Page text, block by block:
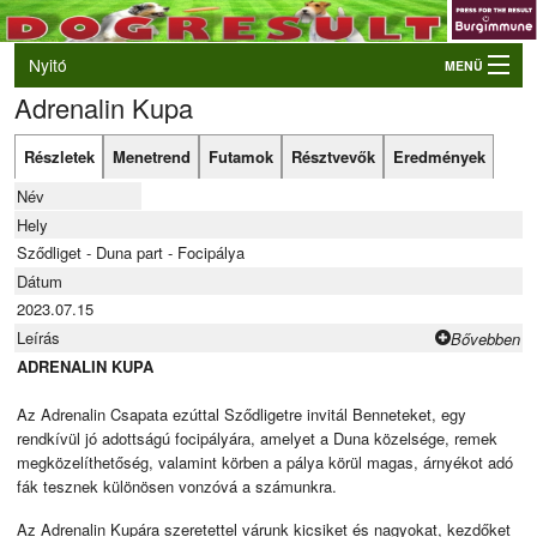
Nyitó MENÜ
Belépés
VB és EO válogatók
Élő eredmények
Rendezvények
Kutyák
Tulajdonosok/Felvezetők
Adrenalin Kupa
Részletek Menetrend Futamok Résztvevők
Eredmények
Név
Hely
Sződliget - Duna part - Focipálya
Dátum
2023.07.15
Leírás
Bővebben
ADRENALIN KUPA
Az Adrenalin Csapata ezúttal Sződligetre invitál Benneteket, egy
rendkívül jó adottságú focipályára, amelyet a Duna közelsége, remek
megközelíthetőség, valamint körben a pálya körül magas, árnyékot adó
fák tesznek különösen vonzóvá a számunkra.
Az Adrenalin Kupára szeretettel várunk kicsiket és nagyokat, kezdőket